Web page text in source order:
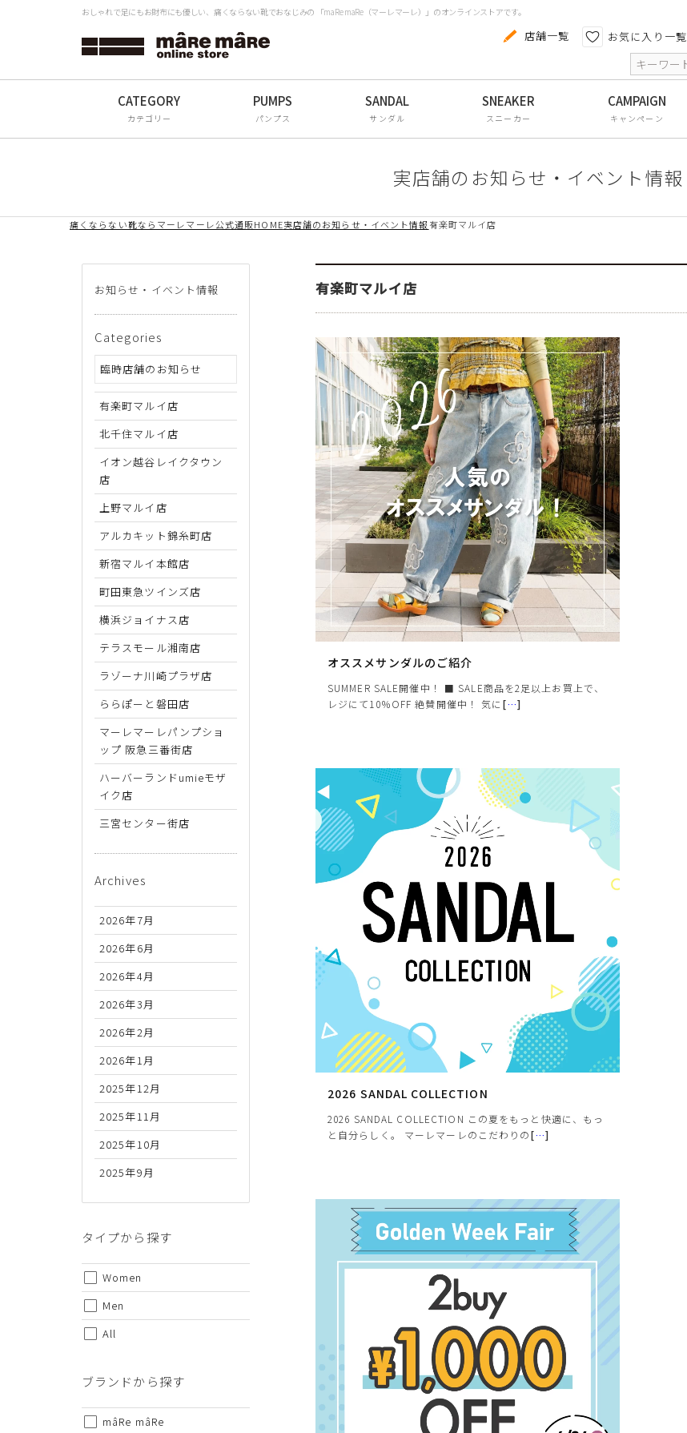
おしゃれで足にもお財布にも優しい、痛くならない靴でおなじみの 「maRe maRe（マーレマーレ）」のオンラインストアです。
店舗一覧 お気に入り一覧
カテゴリー パンプス サンダル スニーカー キャンペーン
実店舗のお知らせ・イベント情報
痛くならない靴ならマーレマーレ公式通販HOME実店舗のお知らせ・イベント情報 有楽町マルイ店
有楽町マルイ店
オススメサンダルのご紹介
SUMMER SALE開催中！ ■ SALE商品を2足以上お買上で、
レジにて10％OFF 絶賛開催中！ 気に […]
2026 SANDAL COLLECTION
2026 SANDAL COLLECTION この夏をもっと快適に、もっ
と自分らしく。 マーレマーレのこだわりの[…]
お知らせ・イベント情報
Categories
臨時店舗のお知らせ
有楽町マルイ店
北千住マルイ店
イオン越谷レイクタウン
店
上野マルイ店
アルカキット錦糸町店
新宿マルイ本館店
町田東急ツインズ店
横浜ジョイナス店
テラスモール湘南店
ラゾーナ川崎プラザ店
ららぽーと磐田店
マーレマーレパンプショ
ップ 阪急三番街店
ハーバーランドumieモザ
イク店
三宮センター街店
Archives
2026年7月
2026年6月
2026年4月
2026年3月
2026年2月
2026年1月
2025年12月
2025年11月
2025年10月
2025年9月
タイプから探す
Women
Men
All
ブランドから探す
mâRe mâRe
代金のお支払い方法について
クレジットカード・銀行振込（前払い）・Amazonペイ・代
金引換の中からお好きな決済方法をお選びいただけます。
ご注文から5日以降でしたら、お届け日時と時間帯をご指定
いただけます。ご指定可能な時間帯は「午前中」、「14～16
時」、「16～18時」、「18～20時」、「19～21時」となっ
ております。
・掲載されております商品の色はPCモニターにより色目に相違が生じる場合があります。予めご了承下さい。
タイプから探す
Women
All
mâRe mâRe
mâRe sophis
mâRe aero
コンフォートシューズ
パンプス
スニーカー
ブーツ
フラットシューズ
防水レインアイテム
アウトレット
色から探す
サイズから探す
23.5cm
24cm
24.5cm
25cm
25.5cm
26cm
26.5cm
27cm
27.5cm
28cm
ヒールの高さから探す
1㎝未満
1cm以上2cm未満
2cm以上3cm未満
3cm以上4cm未満
4cm以上5cm未満
5cm以上6cm未満
6cm以上7cm未満
7cm以上8cm未満
8cm以上
上記条件で絞り込む